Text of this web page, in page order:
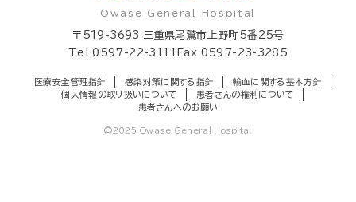
Owase General Hospital
〒519-3693
三重県尾鷲市上野町5番25号
Tel
0597-22-3111 Fax 0597-23-3285
医療安全管理指針 感染対策に関する指針
輸血に関する基本方針
個人情報の取り扱いについて
患者さんの権利について
患者さんへのお願い
©2025 Owase General Hospital